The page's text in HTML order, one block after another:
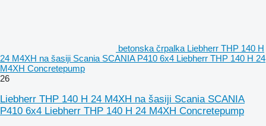
betonska črpalka Liebherr THP 140 H
24 M4XH na šasiji Scania SCANIA P410 6x4 Liebherr THP 140 H 24
M4XH Concretepump
26
Liebherr THP 140 H 24 M4XH na šasiji Scania SCANIA
P410 6x4 Liebherr THP 140 H 24 M4XH Concretepump